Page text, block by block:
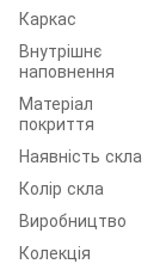
Каркас
Внутрішнє
наповнення
Матеріал
покриття
Наявність скла
Колір скла
Виробництво
Колекція